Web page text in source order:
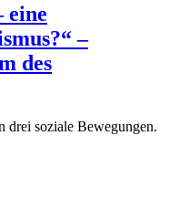
eine
–
des
drei soziale Bewegungen.